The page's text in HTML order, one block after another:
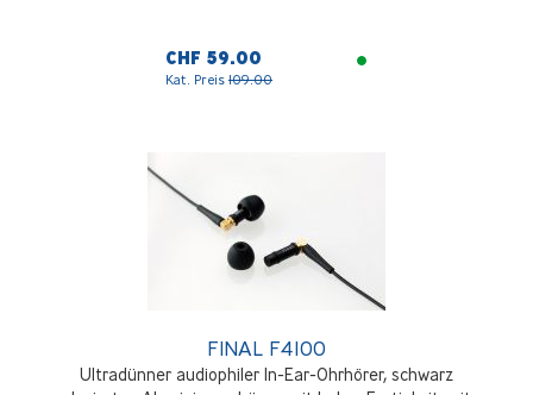
CHF 59.00
Kat. Preis 109.00
FINAL F4100
Ultradünner audiophiler In-Ear-Ohrhörer, schwarz